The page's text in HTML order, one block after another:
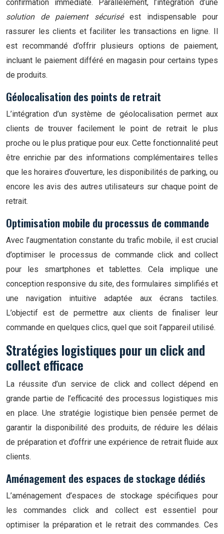
confirmation immédiate. Parallèlement, l’intégration d’une
solution de paiement sécurisé est indispensable pour
rassurer les clients et faciliter les transactions en ligne. Il
est recommandé d’offrir plusieurs options de paiement,
incluant le paiement différé en magasin pour certains types
de produits.
Géolocalisation des points de retrait
L’intégration d’un système de géolocalisation permet aux
clients de trouver facilement le point de retrait le plus
proche ou le plus pratique pour eux. Cette fonctionnalité peut
être enrichie par des informations complémentaires telles
que les horaires d’ouverture, les disponibilités de parking, ou
encore les avis des autres utilisateurs sur chaque point de
retrait.
Optimisation mobile du processus de commande
Avec l’augmentation constante du trafic mobile, il est crucial
d’optimiser le processus de commande click and collect
pour les smartphones et tablettes. Cela implique une
conception responsive du site, des formulaires simplifiés et
une navigation intuitive adaptée aux écrans tactiles.
L’objectif est de permettre aux clients de finaliser leur
commande en quelques clics, quel que soit l’appareil utilisé.
Stratégies logistiques pour un click and
collect efficace
La réussite d’un service de click and collect dépend en
grande partie de l’efficacité des processus logistiques mis
en place. Une stratégie logistique bien pensée permet de
garantir la disponibilité des produits, de réduire les délais
de préparation et d’offrir une expérience de retrait fluide aux
clients.
Aménagement des espaces de stockage dédiés
L’aménagement d’espaces de stockage spécifiques pour
les commandes click and collect est essentiel pour
optimiser la préparation et le retrait des commandes. Ces